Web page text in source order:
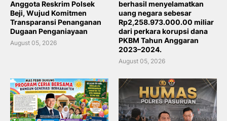
Anggota Reskrim Polsek
Beji, Wujud Komitmen
Transparansi Penanganan
Dugaan Penganiayaan
August 05, 2026
berhasil menyelamatkan
uang negara sebesar
Rp2,258.973.000.00 miliar
dari perkara korupsi dana
PKBM Tahun Anggaran
2023–2024.
August 05, 2026